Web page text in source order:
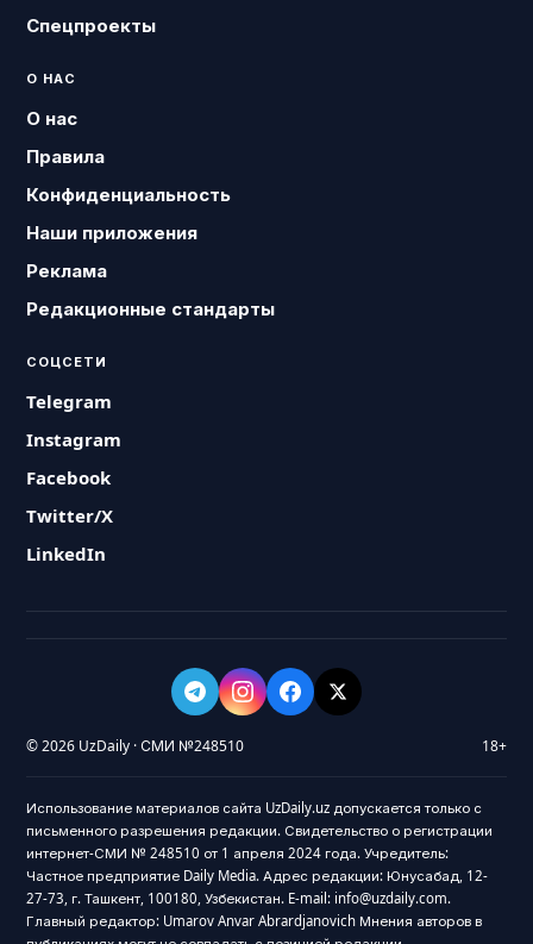
Спецпроекты
О НАС
О нас
Правила
Конфиденциальность
Наши приложения
Реклама
Редакционные стандарты
СОЦСЕТИ
Telegram
Instagram
Facebook
Twitter/X
LinkedIn
© 2026 UzDaily · СМИ №248510 18+
Использование материалов сайта UzDaily.uz допускается только с
письменного разрешения редакции. Свидетельство о регистрации
интернет-СМИ № 248510 от 1 апреля 2024 года. Учредитель:
Частное предприятие Daily Media. Адрес редакции: Юнусабад, 12-
27-73, г. Ташкент, 100180, Узбекистан. E-mail: info@uzdaily.com.
Главный редактор: Umarov Anvar Abrardjanovich Мнения авторов в